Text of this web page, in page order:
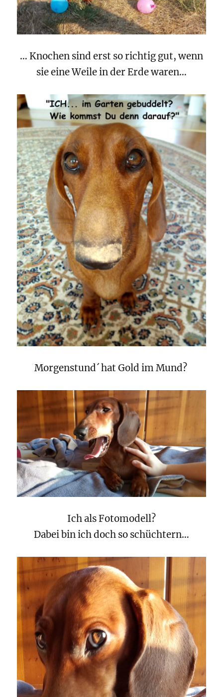
… Knochen sind erst so richtig gut, wenn
sie eine Weile in der Erde waren…
Morgenstund´ hat Gold im Mund?
Ich als Fotomodell?
Dabei bin ich doch so schüchtern…